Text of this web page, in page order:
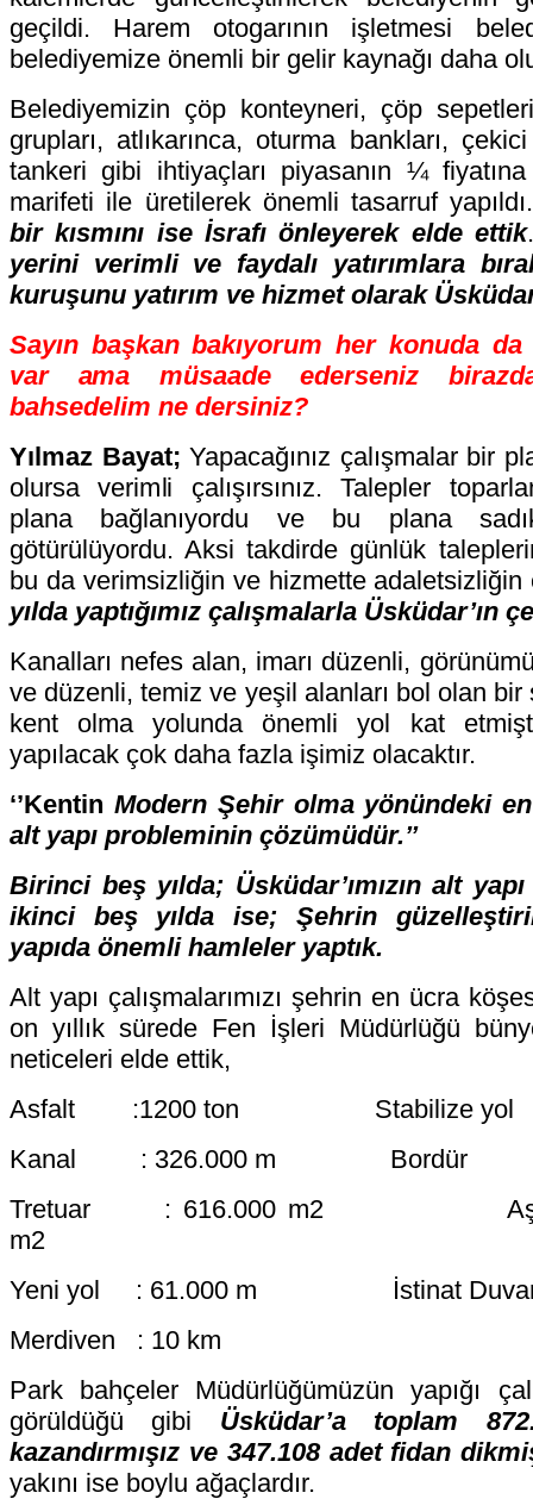
geçildi. Harem otogarının işletmesi
belediyemize önemli bir gelir kaynağı daha
Belediyemizin çöp konteyneri, çöp
grupları, atlıkarınca, oturma bankları,
tankeri gibi ihtiyaçları piyasanın ¼
marifeti ile üretilerek önemli tasarruf
bir kısmını ise İsrafı önleyerek elde ettik
yerini verimli ve faydalı yatırımlara
kuruşunu yatırım ve hizmet olarak
Sayın başkan bakıyorum her konuda
var ama müsaade ederseniz
bahsedelim ne dersiniz?
Yılmaz Bayat;Yapacağınız çalışmalar bir
olursa verimli çalışırsınız. Talepler
plana bağlanıyordu ve bu plana
götürülüyordu. Aksi takdirde günlük
bu da verimsizliğin ve hizmette
yılda yaptığımız çalışmalarla Üsküdar’ın
Kanalları nefes alan, imarı düzenli,
ve düzenli, temiz ve yeşil alanları bol olan
kent olma yolunda önemli yol kat
yapılacak çok daha fazla işimiz olacaktır.
‘’Kentin Modern Şehir olma yönündeki
alt yapı probleminin çözümüdür.’’
Birinci beş yılda; Üsküdar’ımızın alt
ikinci beş yılda ise; Şehrin
yapıda önemli hamleler yaptık.
Alt yapı çalışmalarımızı şehrin en ücra
on yıllık sürede Fen İşleri Müdürlüğü
neticeleri elde ettik,
Asfalt :1200 ton Stabilize
Kanal : 326.000 m
Bordür :
Tretuar : 616.000 m2
m2
Yeni yol : 61.000 m İstinat Duvarı
Merdiven : 10 km
Park bahçeler Müdürlüğümüzün yapığı
görüldüğü gibi Üsküdar’a toplam
kazandırmışız ve 347.108 adet fidan
yakını ise boylu ağaçlardır.